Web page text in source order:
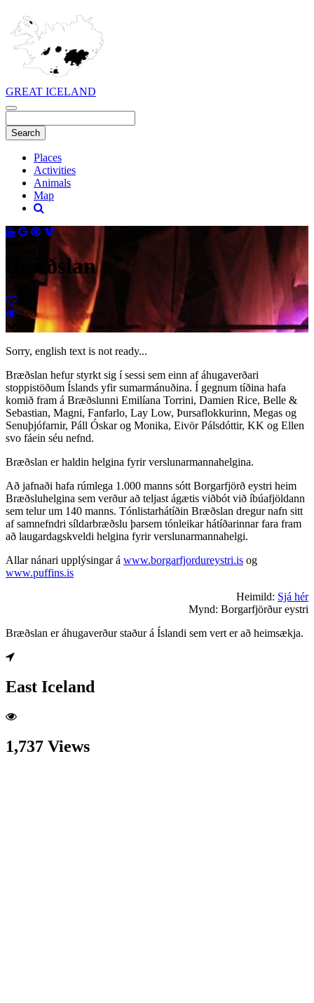
GREAT ICELAND
Places
Activities
Animals
Map
Bræðslan
Ósk
Séð
Sorry, english text is not ready...
Bræðslan hefur styrkt sig í sessi sem einn af áhugaverðari
stoppistöðum Íslands yfir sumarmánuðina. Í gegnum tíðina hafa
komið fram á Bræðslunni Emilíana Torrini, Damien Rice, Belle &
Sebastian, Magni, Fanfarlo, Lay Low, Þursaflokkurinn, Megas og
Senuþjófarnir, Páll Óskar og Monika, Eivör Pálsdóttir, KK og Ellen
svo fáein séu nefnd.
Bræðslan er haldin helgina fyrir verslunarmannahelgina.
Að jafnaði hafa rúmlega 1.000 manns sótt Borgarfjörð eystri heim
Bræðsluhelgina sem verður að teljast ágætis viðbót við íbúafjöldann
sem telur um 140 manns. Tónlistarhátíðin Bræðslan dregur nafn sitt
af samnefndri síldarbræðslu þarsem tónleikar hátíðarinnar fara fram
að laugardagskveldi helgina fyrir verslunarmannahelgi.
Allar nánari upplýsingar á www.borgarfjordureystri.is og
www.puffins.is
Heimild: Sjá hér
Mynd: Borgarfjörður eystri
Bræðslan er áhugaverður staður á Íslandi sem vert er að heimsækja.
East Iceland
1,737 Views